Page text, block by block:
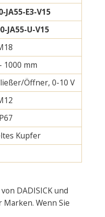
JA55-E3-V15
JA55-U-V15
1000 mm
Öffner, 0-10 V
Kupfer
DADISICK und
Wenn Sie